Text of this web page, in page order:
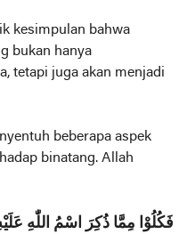
kesimpulan bahwa
bukan hanya
tetapi juga akan menjadi
beberapa aspek
binatang. Allah
فَكُلُوْا مِمَّا ذُكِرَ اسْمُ اللّٰهِ